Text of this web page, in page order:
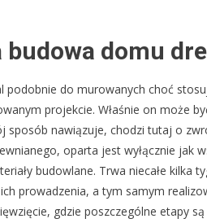
domu
do murowanych choć
projekcie. Właśnie on może
nawiązuje, chodzi tutaj o
oparta jest wyłącznie jak
budowlane. Trwa niecałe kilka
prowadzenia, a tym samym
gdzie poszczególne etapy